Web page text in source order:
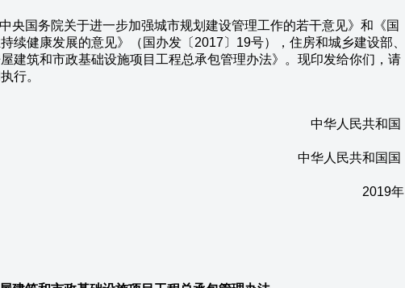
国务院关于进一步加强城市规划建设管理工作的若干意见》和《国
续健康发展的意见》（国办发〔2017〕19号），住房和城乡建设部、
建筑和市政基础设施项目工程总承包管理办法》。现印发给你们，请
行。
人民共和国
民共和国国
年